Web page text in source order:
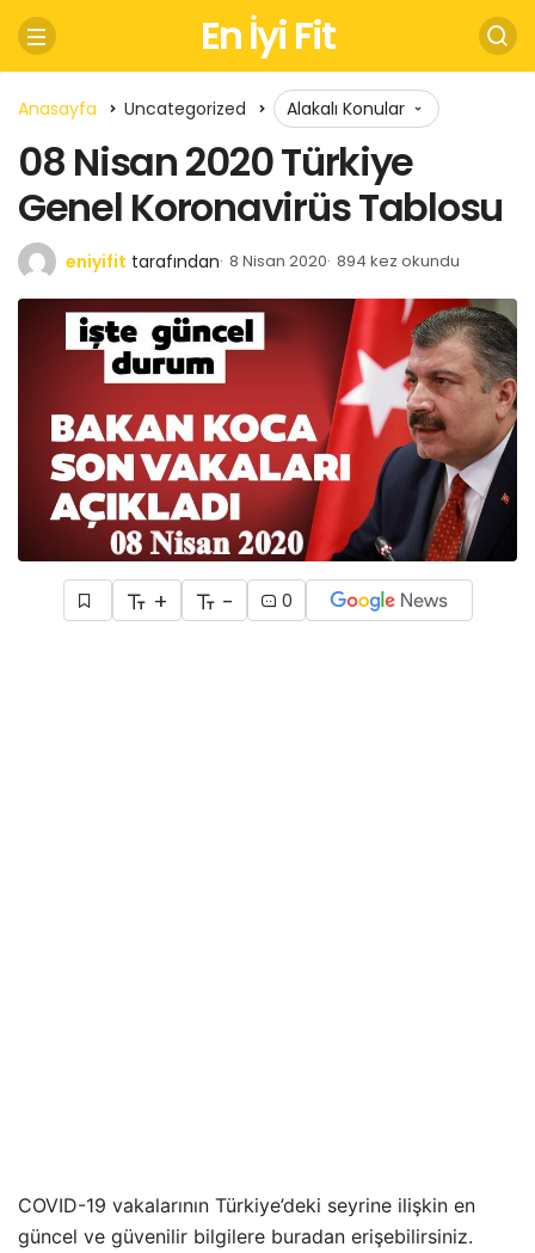
En İyi Fit
Anasayfa Uncategorized Alakalı Konular
08 Nisan 2020 Türkiye
Genel Koronavirüs Tablosu
eniyifit tarafından 8 Nisan 2020 894 kez okundu
+ - 0
COVID-19 vakalarının Türkiye’deki seyrine ilişkin en
güncel ve güvenilir bilgilere buradan erişebilirsiniz.